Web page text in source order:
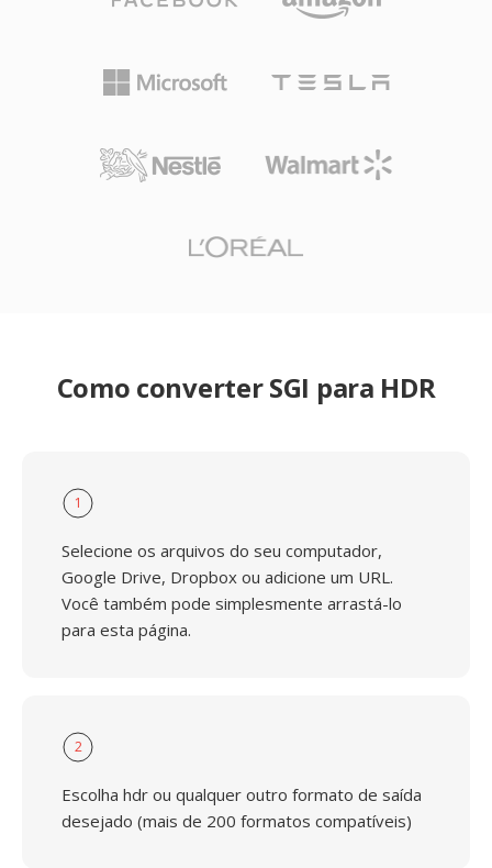
Como converter SGI para HDR
1
Selecione os arquivos do seu computador,
Google Drive, Dropbox ou adicione um URL.
Você também pode simplesmente arrastá-lo
para esta página.
2
Escolha hdr ou qualquer outro formato de saída
desejado (mais de 200 formatos compatíveis)